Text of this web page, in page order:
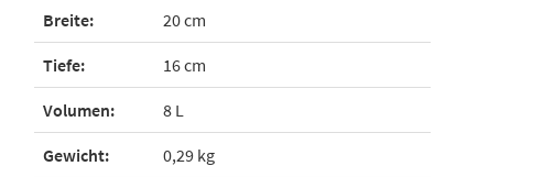
Breite: 20 cm
Tiefe: 16 cm
Volumen: 8 L
Gewicht: 0,29 kg